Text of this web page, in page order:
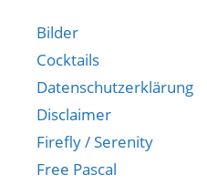
Bilder
Cocktails
Datenschutzerklärung
Disclaimer
Firefly / Serenity
Free Pascal